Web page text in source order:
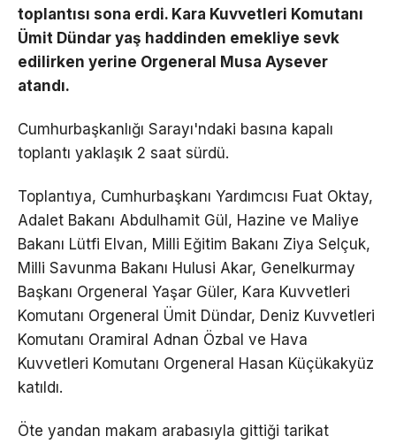
toplantısı sona erdi. Kara Kuvvetleri Komutanı
Ümit Dündar yaş haddinden emekliye sevk
edilirken yerine Orgeneral Musa Aysever
atandı.
Cumhurbaşkanlığı Sarayı'ndaki basına kapalı
toplantı yaklaşık 2 saat sürdü.
Toplantıya, Cumhurbaşkanı Yardımcısı Fuat Oktay,
Adalet Bakanı Abdulhamit Gül, Hazine ve Maliye
Bakanı Lütfi Elvan, Milli Eğitim Bakanı Ziya Selçuk,
Milli Savunma Bakanı Hulusi Akar, Genelkurmay
Başkanı Orgeneral Yaşar Güler, Kara Kuvvetleri
Komutanı Orgeneral Ümit Dündar, Deniz Kuvvetleri
Komutanı Oramiral Adnan Özbal ve Hava
Kuvvetleri Komutanı Orgeneral Hasan Küçükakyüz
katıldı.
Öte yandan makam arabasıyla gittiği tarikat